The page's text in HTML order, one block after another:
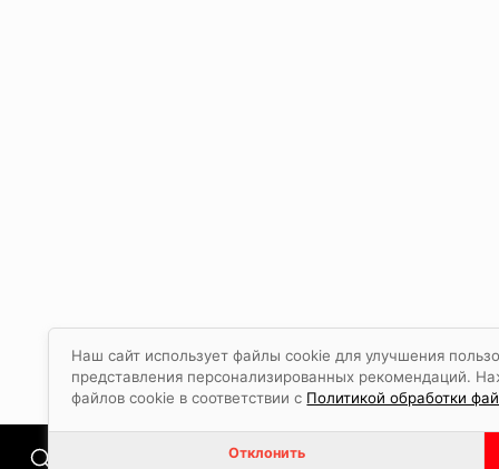
Наш сайт использует файлы cookie для улучшения
представления персонализированных рекомендаций.
файлов cookie в соответствии с Политикой обработки
Отклонить